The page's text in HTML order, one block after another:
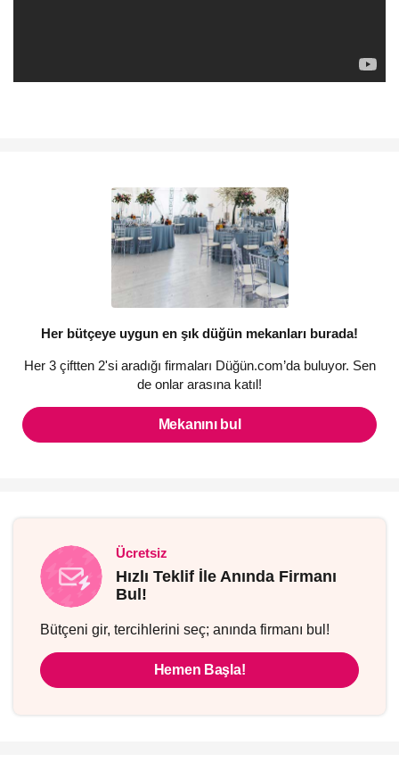
Her bütçeye uygun en şık düğün mekanları burada!
Her 3 çiftten 2'si aradığı firmaları Düğün.com’da buluyor. Sen
de onlar arasına katıl!
Mekanını bul
Ücretsiz
Hızlı Teklif İle Anında Firmanı
Bul!
Bütçeni gir, tercihlerini seç; anında firmanı bul!
Hemen Başla!